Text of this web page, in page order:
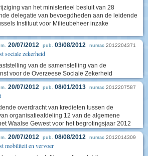
van het ministerieel besluit van 28
delegatie van bevoegdheden aan de leidende
Instituut voor Milieubeheer inzake
20/07/2012 pub. 03/08/2012 numac 2012204371
sociale zekerheid
van de samenstelling van de
voor de Overzeese Sociale Zekerheid
20/07/2012 pub. 08/01/2013 numac 2012207587
overdracht van kredieten tussen de
organisatieafdeling 12 van de algemene
Waalse Gewest voor het begrotingsjaar 2012
20/07/2012 pub. 08/08/2012 numac 2012014309
mobiliteit en vervoer